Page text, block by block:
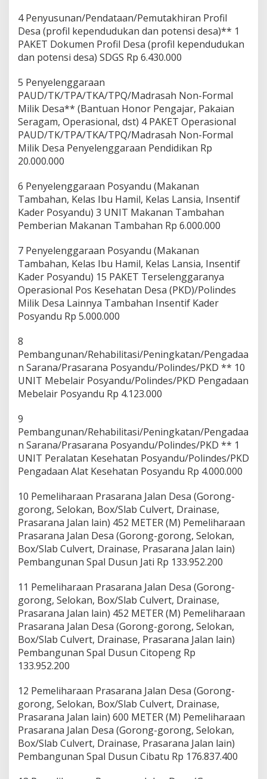
4 Penyusunan/Pendataan/Pemutakhiran Profil
Desa (profil kependudukan dan potensi desa)** 1
PAKET Dokumen Profil Desa (profil kependudukan
dan potensi desa) SDGS Rp 6.430.000
5 Penyelenggaraan
PAUD/TK/TPA/TKA/TPQ/Madrasah Non-Formal
Milik Desa** (Bantuan Honor Pengajar, Pakaian
Seragam, Operasional, dst) 4 PAKET Operasional
PAUD/TK/TPA/TKA/TPQ/Madrasah Non-Formal
Milik Desa Penyelenggaraan Pendidikan Rp
20.000.000
6 Penyelenggaraan Posyandu (Makanan
Tambahan, Kelas Ibu Hamil, Kelas Lansia, Insentif
Kader Posyandu) 3 UNIT Makanan Tambahan
Pemberian Makanan Tambahan Rp 6.000.000
7 Penyelenggaraan Posyandu (Makanan
Tambahan, Kelas Ibu Hamil, Kelas Lansia, Insentif
Kader Posyandu) 15 PAKET Terselenggaranya
Operasional Pos Kesehatan Desa (PKD)/Polindes
Milik Desa Lainnya Tambahan Insentif Kader
Posyandu Rp 5.000.000
8
Pembangunan/Rehabilitasi/Peningkatan/Pengadaa
n Sarana/Prasarana Posyandu/Polindes/PKD ** 10
UNIT Mebelair Posyandu/Polindes/PKD Pengadaan
Mebelair Posyandu Rp 4.123.000
9
Pembangunan/Rehabilitasi/Peningkatan/Pengadaa
n Sarana/Prasarana Posyandu/Polindes/PKD ** 1
UNIT Peralatan Kesehatan Posyandu/Polindes/PKD
Pengadaan Alat Kesehatan Posyandu Rp 4.000.000
10 Pemeliharaan Prasarana Jalan Desa (Gorong-
gorong, Selokan, Box/Slab Culvert, Drainase,
Prasarana Jalan lain) 452 METER (M) Pemeliharaan
Prasarana Jalan Desa (Gorong-gorong, Selokan,
Box/Slab Culvert, Drainase, Prasarana Jalan lain)
Pembangunan Spal Dusun Jati Rp 133.952.200
11 Pemeliharaan Prasarana Jalan Desa (Gorong-
gorong, Selokan, Box/Slab Culvert, Drainase,
Prasarana Jalan lain) 452 METER (M) Pemeliharaan
Prasarana Jalan Desa (Gorong-gorong, Selokan,
Box/Slab Culvert, Drainase, Prasarana Jalan lain)
Pembangunan Spal Dusun Citopeng Rp
133.952.200
12 Pemeliharaan Prasarana Jalan Desa (Gorong-
gorong, Selokan, Box/Slab Culvert, Drainase,
Prasarana Jalan lain) 600 METER (M) Pemeliharaan
Prasarana Jalan Desa (Gorong-gorong, Selokan,
Box/Slab Culvert, Drainase, Prasarana Jalan lain)
Pembangunan Spal Dusun Cibatu Rp 176.837.400